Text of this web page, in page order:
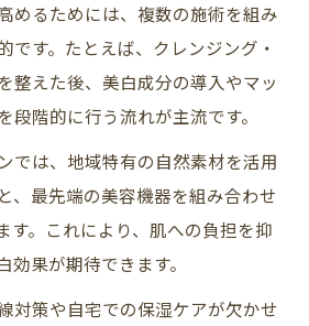
めるためには、複数の施術を組み
です。たとえば、クレンジング・
整えた後、美白成分の導入やマッ
段階的に行う流れが主流です。
では、地域特有の自然素材を活用
、最先端の美容機器を組み合わせ
す。これにより、肌への負担を抑
効果が期待できます。
対策や自宅での保湿ケアが欠かせ